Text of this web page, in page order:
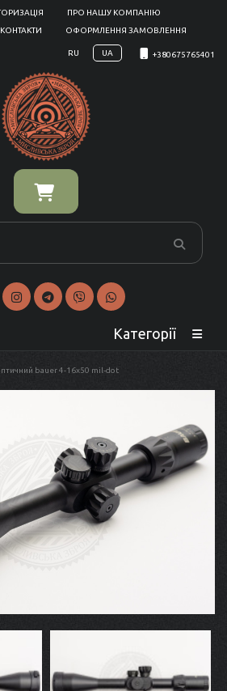
ПРО НАШУ КОМПАНІЮ
КОНТАКТИ ОФОРМЛЕННЯ ЗАМОВЛЕННЯ
RU UA +380675765401
Категорії
bauer 4-16x50 mil-dot